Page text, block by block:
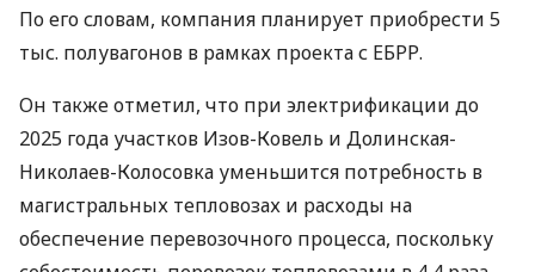
По его словам, компания планирует приобрести 5
тыс. полувагонов в рамках проекта с ЕБРР.
Он также отметил, что при электрификации до
2025 года участков Изов-Ковель и Долинская-
Николаев-Колосовка уменьшится потребность в
магистральных тепловозах и расходы на
обеспечение перевозочного процесса, поскольку